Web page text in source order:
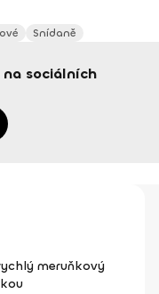
Snídaně
sociálních
meruňkový